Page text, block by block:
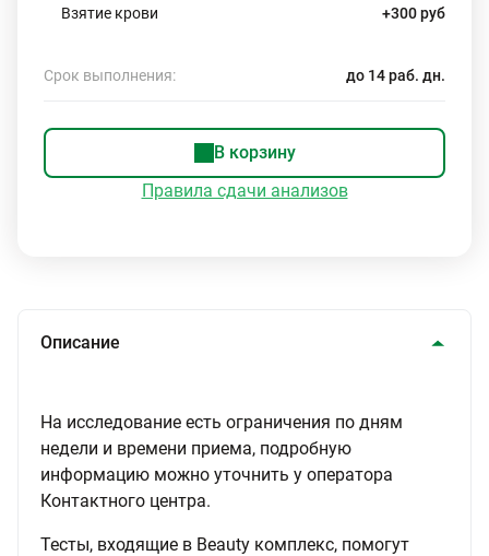
Взятие крови +300 руб
Срок выполнения: до 14 раб. дн.
В корзину
Правила сдачи анализов
Описание
На исследование есть ограничения по дням
недели и времени приема, подробную
информацию можно уточнить у оператора
Контактного центра.
Тесты, входящие в Beauty комплекс, помогут